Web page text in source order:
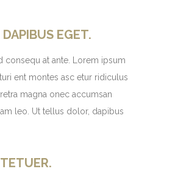
EGET.
consequ at ante. Lorem ipsum
ent montes asc etur ridiculus
magna onec accumsan
leo. Ut tellus dolor, dapibus